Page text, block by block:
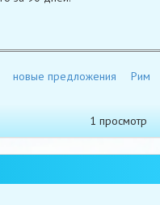
новые предложения
Рим
1 просмотр